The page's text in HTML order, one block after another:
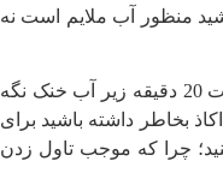
منظور آب ملایم است نه
برای این کار باید محل سوختگی را به مدت 20 دقیقه زیر آب خنک نگه
بخاطر داشته باشید برای
چرا که موجب تاول زدن